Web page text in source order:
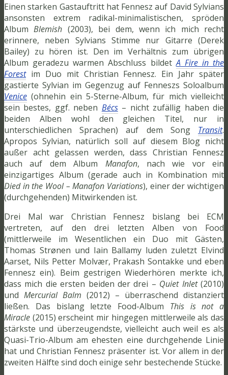
Einen starken Gastauftritt hat Fennesz auf David Sylvians
ansonsten extrem radikal-minimalistischen, spröden
AlbumBlemish (2003), bei dem, wenn ich mich recht
erinnere, neben Sylvians Stimme nur Gitarre (Derek
Bailey) zu hören ist. Den im Verhältnis zum übrigen
Album geradezu warmen Abschluss bildetA Fire in the
Forestim Duo mit Christian Fennesz. Ein Jahr später
gastierte Sylvian im Gegenzug auf Fenneszs Soloalbum
Venice (ohnehin ein 5-Sterne-Album, für mich vielleicht
sein bestes, ggf. neben Bécs– nicht zufällig haben die
beiden Alben wohl den gleichen Titel, nur in
unterschiedlichen Sprachen) auf dem Song Transit.
Apropos Sylvian, natürlich soll auf diesem Blog nicht
außer acht gelassen werden, dass Christian Fennesz
auch auf dem Album Manafon, nach wie vor ein
einzigartiges Album (gerade auch in Kombination mit
Died in the Wool – Manafon Variations), einer der wichtigen
(durchgehenden) Mitwirkenden ist.
Drei Mal war Christian Fennesz bislang bei ECM
vertreten, auf den drei letzten Alben von Food
(mittlerweile im Wesentlichen ein Duo mit Gästen,
Thomas Strønen und Iain Ballamy luden zuletzt EIvind
Aarset, Nils Petter Molvær, Prakash Sontakke und eben
Fennesz ein). Beim gestrigen Wiederhören merkte ich,
dass mich die ersten beiden der drei – Quiet Inlet(2010)
und Mercurial Balm (2012) – überraschend distanziert
ließen. Das bislang letzte Food-Album This is not a
Miracle (2015) erscheint mir hingegen mittlerweile als das
stärkste und überzeugendste, vielleicht auch weil es als
Quasi-Trio-Album am ehesten eine durchgehende Linie
hat und Christian Fennesz präsenter ist. Vor allem in der
zweiten Hälfte sind doch einige sehr bestechende Stücke.